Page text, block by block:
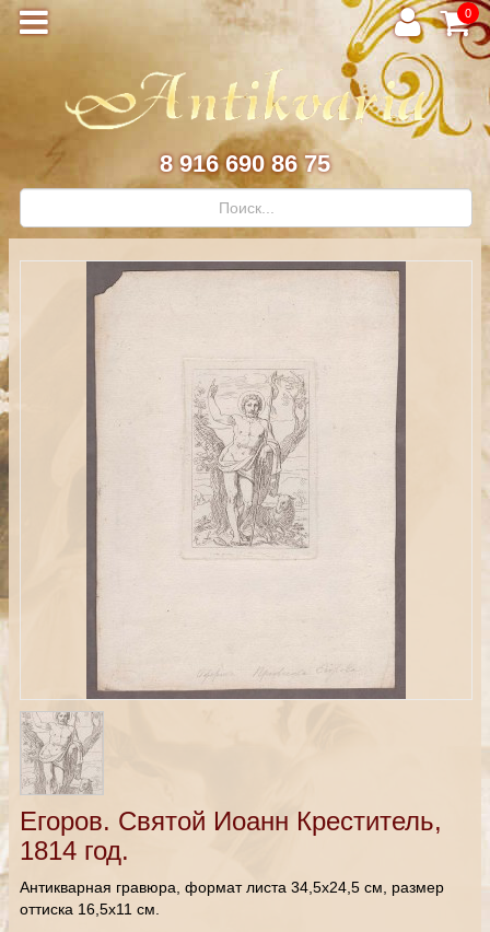
0
8 916 690 86 75
Егоров. Святой Иоанн Креститель,
1814 год.
Антикварная гравюра, формат листа 34,5х24,5 см, размер
оттиска 16,5х11 см.